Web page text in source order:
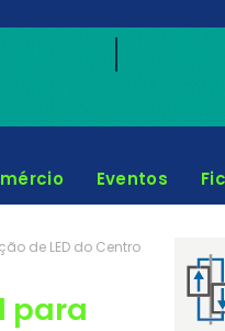
Eventos
de LED do Centro
para